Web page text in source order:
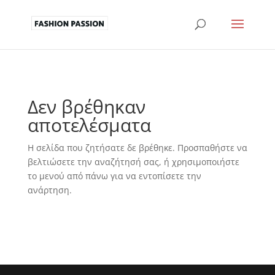
Δεν βρέθηκαν
αποτελέσματα
Η σελίδα που ζητήσατε δε βρέθηκε. Προσπαθήστε να
βελτιώσετε την αναζήτησή σας, ή χρησιμοποιήστε
το μενού από πάνω για να εντοπίσετε την
ανάρτηση.